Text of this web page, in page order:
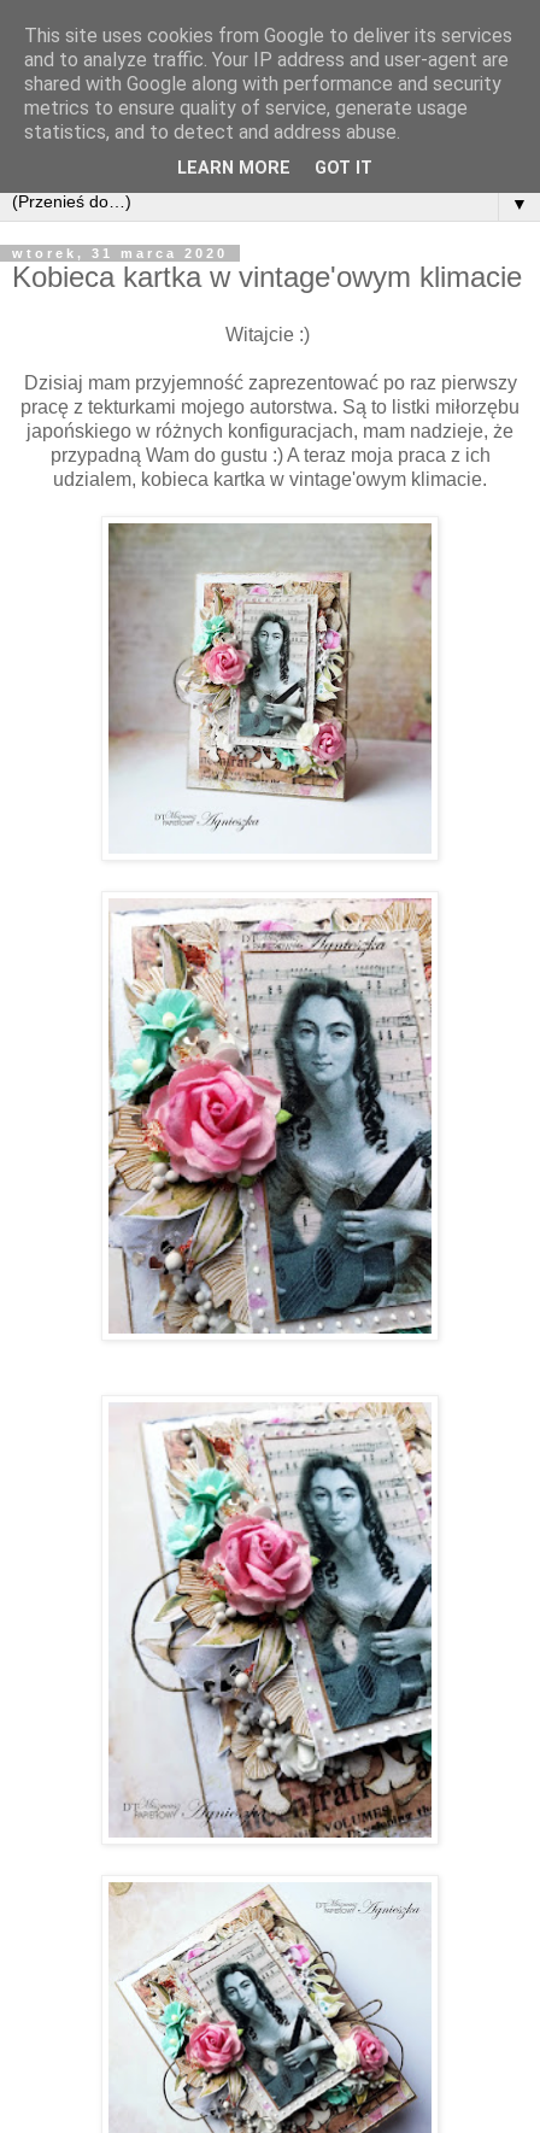
▼
wtorek, 31 marca 2020
Kobieca kartka w vintage'owym klimacie
Witajcie :)
Dzisiaj mam przyjemność zaprezentować po raz pierwszy
pracę z tekturkami mojego autorstwa. Są to listki miłorzębu
japońskiego w różnych konfiguracjach, mam nadzieje, że
przypadną Wam do gustu :) A teraz moja praca z ich
udzialem, kobieca kartka w vintage'owym klimacie.
This site uses cookies from Google to deliver its services
and to analyze traffic. Your IP address and user-agent are
shared with Google along with performance and security
metrics to ensure quality of service, generate usage
statistics, and to detect and address abuse.
LEARN MORE GOT IT